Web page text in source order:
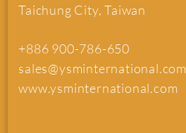
Taichung City, Taiwan
+886 900-786-650
sales@ysminternational.com
www.ysminternational.com